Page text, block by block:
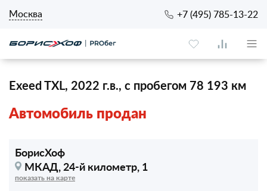
Москва +7 (495) 785-13-22
Exeed TXL, 2022 г.в., с пробегом 78 193 км
Автомобиль продан
БорисХоф
МКАД, 24-й километр, 1
показать на карте